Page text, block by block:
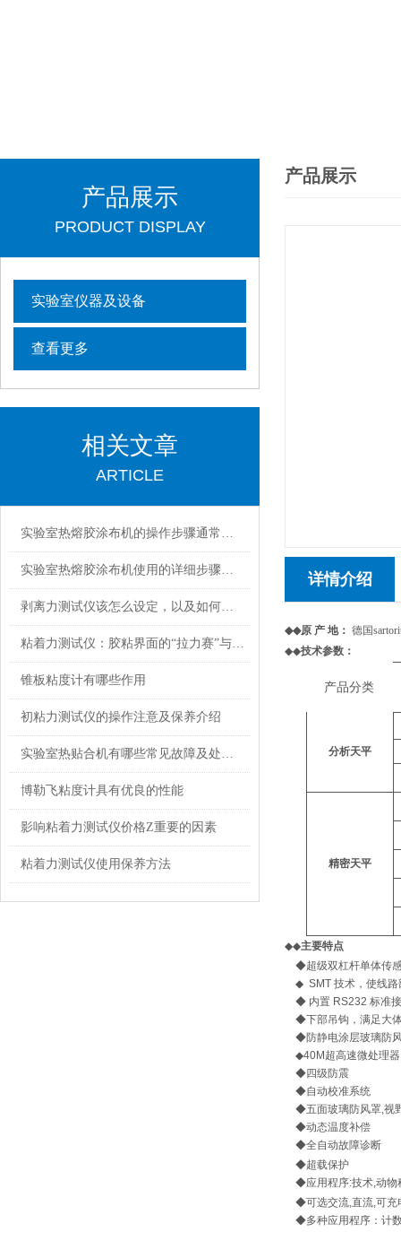
产品展示
PRODUCT DISPLAY
实验室仪器及设备
查看更多
相关文章
ARTICLE
实验室热熔胶涂布机的操作步骤通常包括以下几个环节
实验室热熔胶涂布机使用的详细步骤如下
剥离力测试仪该怎么设定，以及如何进行维护保养
粘着力测试仪：胶粘界面的“拉力赛”与品质守护神
锥板粘度计有哪些作用
初粘力测试仪的操作注意及保养介绍
实验室热贴合机有哪些常见故障及处理方法
博勒飞粘度计具有优良的性能
影响粘着力测试仪价格Z重要的因素
粘着力测试仪使用保养方法
产品展示
详情介绍
◆◆原 产 地： 德国
◆◆技术参数：
产品分类
分析天平
精密天平
◆◆主要特点
◆超级双杠杆单体传
◆SMT 技术，使线路
◆内置 RS232 标准
◆下部吊钩，满足大
◆防静电涂层玻璃防
◆40M超高速微处理
◆四级防震
◆自动校准系统
◆五面玻璃防风罩,视
◆动态温度补偿
◆全自动故障诊断
◆超载保护
◆应用程序:技术,动
◆可选交流,直流,可
◆多种应用程序：计